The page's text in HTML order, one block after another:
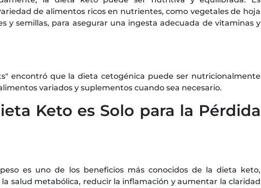
de alimentos ricos en nutrientes, como vegetales de hoja
y semillas, para asegurar una ingesta adecuada de vitaminas y
encontró que la dieta cetogénica puede ser nutricionalmente
variados y suplementos cuando sea necesario.
Keto es Solo para la Pérdida
es uno de los beneficios más conocidos de la dieta keto,
salud metabólica, reducir la inflamación y aumentar la claridad